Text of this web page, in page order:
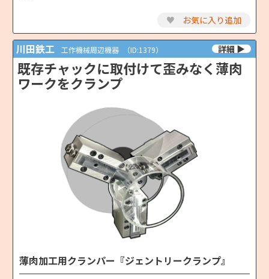
♥ お気に入り追加
川田鉄工 工作機械周辺機器 （ID:1379）
既存チャックに取付けて歪みなく薄肉
ワークをクランプ
薄肉加工用クランパー『ジェントリークランプ』